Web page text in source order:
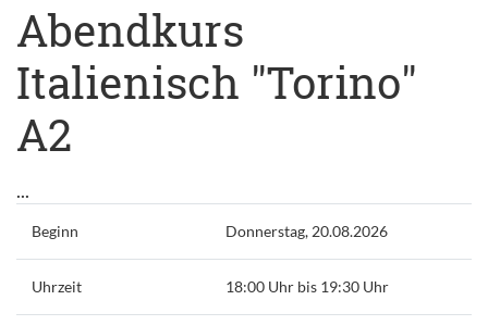
Abendkurs
Italienisch "Torino"
A2
...
Beginn Donnerstag, 20.08.2026
Uhrzeit 18:00 Uhr bis 19:30 Uhr